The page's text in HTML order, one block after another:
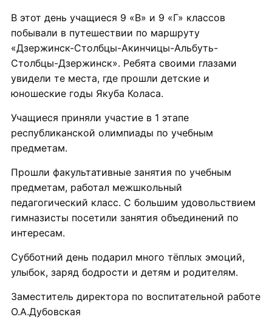
В этот день учащиеся 9 «В» и 9 «Г» классов
побывали в путешествии по маршруту
«Дзержинск-Столбцы-Акинчицы-Альбуть-
Столбцы-Дзержинск». Ребята своими глазами
увидели те места, где прошли детские и
юношеские годы Якуба Коласа.
Учащиеся приняли участие в 1 этапе
республиканской олимпиады по учебным
предметам.
Прошли факультативные занятия по учебным
предметам, работал межшкольный
педагогический класс. С большим удовольствием
гимназисты посетили занятия объединений по
интересам.
Субботний день подарил много тёплых эмоций,
улыбок, заряд бодрости и детям и родителям.
Заместитель директора по воспитательной работе
О.А.Дубовская